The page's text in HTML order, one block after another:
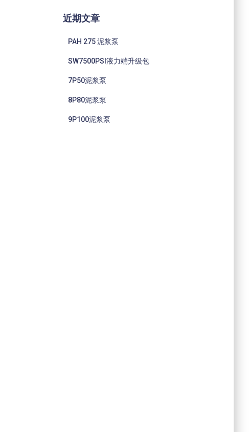
近期文章
PAH 275 泥浆泵
SW7500PSI液力端升级包
7P50泥浆泵
8P80泥浆泵
9P100泥浆泵